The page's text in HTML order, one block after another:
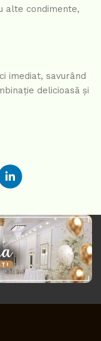
alte condimente,
imediat, savurând
delicioasă și